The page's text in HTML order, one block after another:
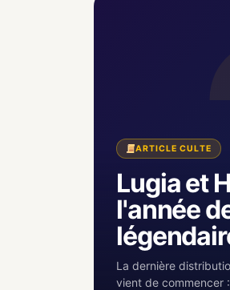
ARTICLE CULTE
Lugia et
l'année
La dernière
vient de commencer